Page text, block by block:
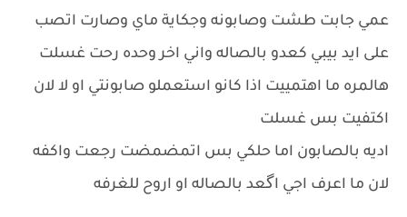
عمي جابت طشت وصابونه وجكاية ماي وصارت اتصب
على ايد بيبي كعدو بالصاله واني اخر وحده رحت غسلت
هالمره ما اهتمييت اذا كانو استعملو صابونتي او لا لان
اكتفيت بس غسلت
اديه بالصابون اما حلكي بس اتمضمضت رجعت واكفه
لان ما اعرف اجي اگعد بالصاله او اروح للغرفه